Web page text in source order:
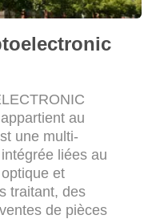
au
une multi-
liées au
et
traitant, des
de pièces